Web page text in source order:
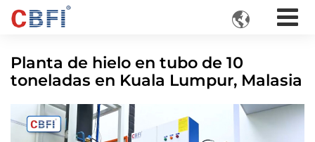

Planta de hielo en tubo de 10
toneladas en Kuala Lumpur, Malasia